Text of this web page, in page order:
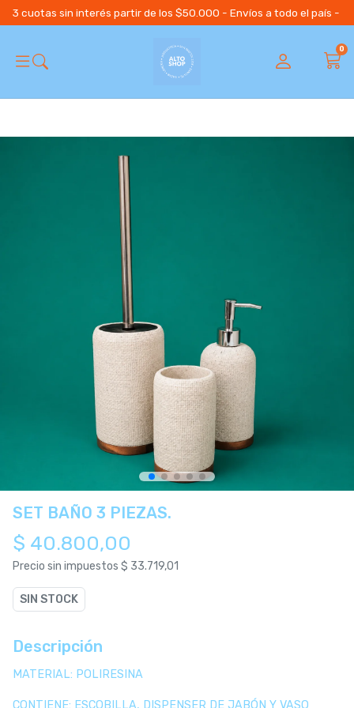
3 cuotas sin interés partir de los $50.000 - Envíos a todo el país -
0
SET BAÑO 3 PIEZAS.
$ 40.800,00
Precio sin impuestos $ 33.719,01
SIN STOCK
Descripción
MATERIAL: POLIRESINA
CONTIENE: ESCOBILLA, DISPENSER DE JABÓN Y VASO